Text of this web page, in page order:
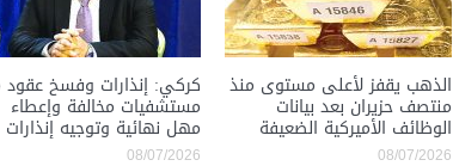
الذهب يقفز لأعلى مستوى منذ
منتصف حزيران بعد بيانات
الوظائف الأميركية الضعيفة
08/07/2026
كركي: إنذارات وفسخ
مستشفيات مخالفة وإعطاء
مهل نهائية وتوجيه إنذارات
08/07/2026